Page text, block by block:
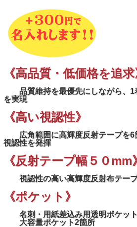
《高品質・低価格を追求
品質維持を最優先にしながら、1
を実現
《高い視認性》
広角範囲に高輝度反射テープを6
視認性を発揮
《反射テープ幅５０mm
視認性の高い高輝度反射布テープ
《ポケット》
名刺・用紙差込み用透明ポケット
大容量ポケット2箇所